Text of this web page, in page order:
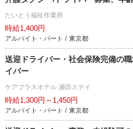
たいとう福祉作業所
時給1,400円
アルバイト・パート / 東京都
送迎ドライバー・社会保険完備の
イバー
ケアプラスホテル 瀬田ステイ
時給1,300円～1,450円
アルバイト・パート / 東京都